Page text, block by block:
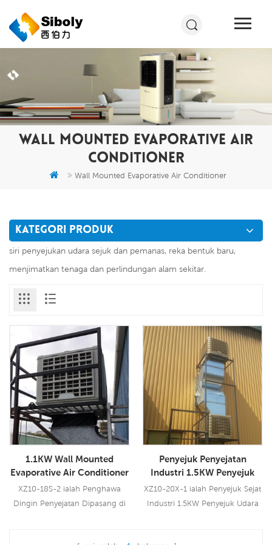
WALL MOUNTED EVAPORATIVE AIR
CONDITIONER
Wall Mounted Evaporative Air Conditioner
KATEGORI PRODUK
siri penyejukan udara sejuk dan pemanas, reka bentuk baru,
menjimatkan tenaga dan perlindungan alam sekitar.
1.1KW Wall Mounted
Evaporative Air Conditioner
Harga Penyejuk Udara
China
XZ10-18S-2 ialah Penghawa
Dingin Penyejatan Dipasang di
Penyejuk Penyejatan
Industri 1.5KW Penyejuk
Udara Dipasang di Siling
XZ10-20X-1 ialah Penyejuk Sejat
Industri 1.5KW Penyejuk Udara